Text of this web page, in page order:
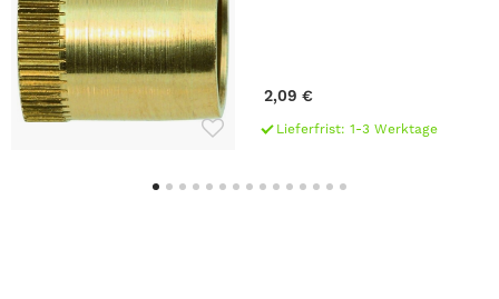
2,09 €
Lieferfrist: 1-3 Werktage